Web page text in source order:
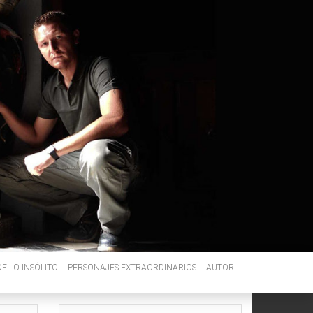
LO INSÓLITO PERSONAJES EXTRAORDINARIOS AUTOR